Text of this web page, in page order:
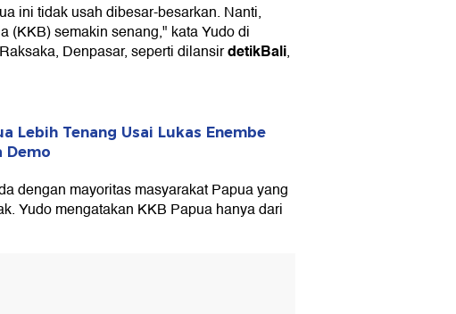
ini tidak usah dibesar-besarkan. Nanti,
(KKB) semakin senang," kata Yudo di
Denpasar, seperti dilansirdetikBali,
Lebih Tenang Usai Lukas Enembe
Demo
dengan mayoritas masyarakat Papua yang
Yudo mengatakan KKB Papua hanya dari